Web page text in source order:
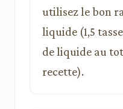
utilisez le bon
liquide (1,5
de liquide au
recette).